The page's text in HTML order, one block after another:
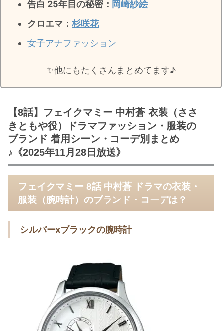
告白 25年目の秘密： 岡崎紗絵
クロエマ： 杉咲花
女子アナファッション
✨️他にもたくさんまとめてます♪
【8話】フェイクマミー 中村蒼 衣装（ささ
きともや役）ドラマファッション・服装の
ブランド 着用シーン・コーデ別まとめ
♪《2025年11月28日放送》
フェイクマミー 8話 中村蒼 ドラマの衣装・
服装（腕時計）のブランド・コーデは？
シルバーxブラックの腕時計